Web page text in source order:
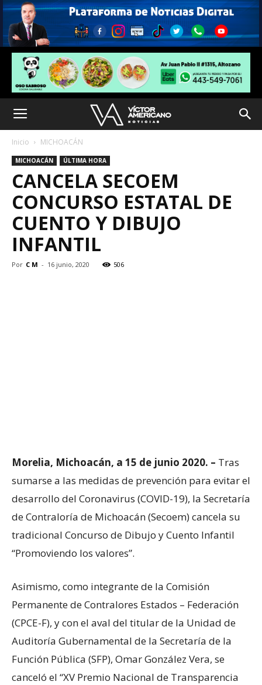
Inicio MICHOACÁN
MICHOACÁN ÚLTIMA HORA
CANCELA SECOEM
CONCURSO ESTATAL DE
CUENTO Y DIBUJO
INFANTIL
Por C M - 16 junio, 2020 506
Morelia, Michoacán, a 15 de junio 2020. – Tras
sumarse a las medidas de prevención para evitar el
desarrollo del Coronavirus (COVID-19), la Secretaría
de Contraloría de Michoacán (Secoem) cancela su
tradicional Concurso de Dibujo y Cuento Infantil
“Promoviendo los valores”.
Asimismo, como integrante de la Comisión
Permanente de Contralores Estados – Federación
(CPCE-F), y con el aval del titular de la Unidad de
Auditoría Gubernamental de la Secretaría de la
Función Pública (SFP), Omar González Vera, se
canceló el “XV Premio Nacional de Transparencia